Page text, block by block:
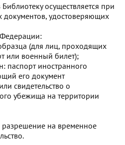
осуществляется при
удостоверяющих
(для лиц, проходящих
или военный билет);
паспорт иностранного
его документ
свидетельство о
убежища на территории
разрешение на временное